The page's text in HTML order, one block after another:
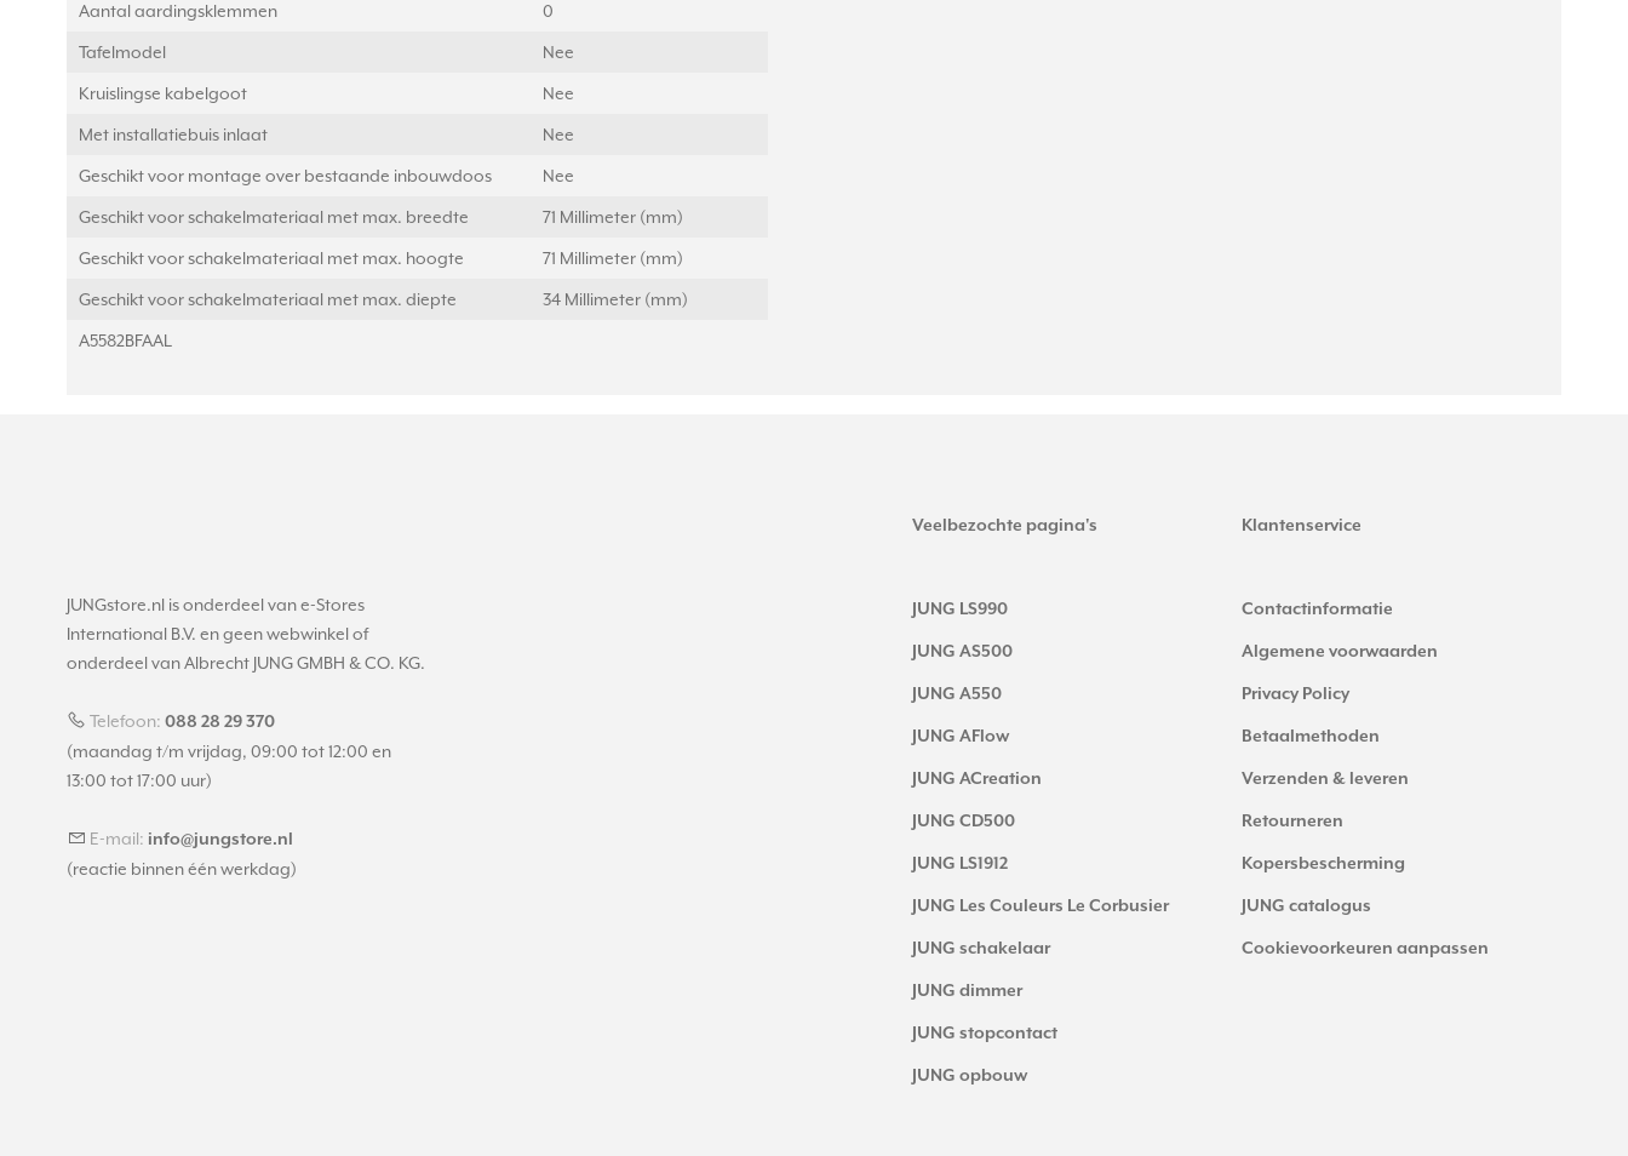
Aantal aardingsklemmen 0
Tafelmodel Nee
Kruislingse kabelgoot Nee
Met installatiebuis inlaat Nee
Geschikt voor montage over bestaande inbouwdoos Nee
Geschikt voor schakelmateriaal met max. breedte 71 Millimeter (mm)
Geschikt voor schakelmateriaal met max. hoogte 71 Millimeter (mm)
Geschikt voor schakelmateriaal met max. diepte 34 Millimeter (mm)
A5582BFAAL
JUNGstore.nl is onderdeel van e-Stores
International B.V. en geen webwinkel of
onderdeel van Albrecht JUNG GMBH & CO. KG.
Telefoon: 088 28 29 370
(maandag t/m vrijdag, 09:00 tot 12:00 en
13:00 tot 17:00 uur)
E-mail: info@jungstore.nl
(reactie binnen één werkdag)
Veelbezochte pagina's
JUNG LS990
JUNG AS500
JUNG A550
JUNG AFlow
JUNG ACreation
JUNG CD500
JUNG LS1912
JUNG Les Couleurs Le Corbusier
JUNG schakelaar
JUNG dimmer
JUNG stopcontact
JUNG opbouw
Klantenservice
Contactinformatie
Algemene voorwaarden
Privacy Policy
Betaalmethoden
Verzenden & leveren
Retourneren
Kopersbescherming
JUNG catalogus
Cookievoorkeuren aanpassen